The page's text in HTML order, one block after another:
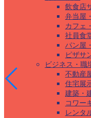
飲食店
弁当屋
カフェ
社員食
パン屋
ピザサ
ビジネス・職
不動産
住宅展
建築・
コワー
レンタ